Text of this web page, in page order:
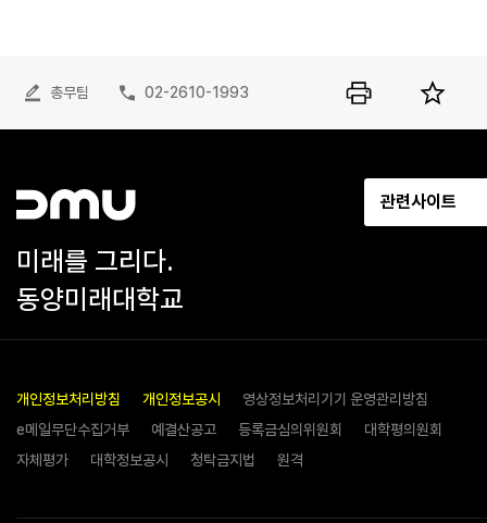
총무팀 02-2610-1993
미래를 그리다.
동양미래대학교
관련사이트
개인정보처리방침 개인정보공시
영상정보처리기기 운영관리방침
e메일무단수집거부
예결산공고 등록금심의위원회
대학평의원회
자체평가
대학정보공시 청탁금지법 원격